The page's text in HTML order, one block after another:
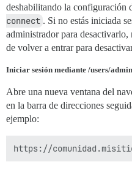
deshabilitando la configuración
connect . Si no estás iniciada
administrador para
de volver a entrar para
Iniciar sesión mediante /users/
Abre una nueva ventana del
en la barra de direcciones
ejemplo: